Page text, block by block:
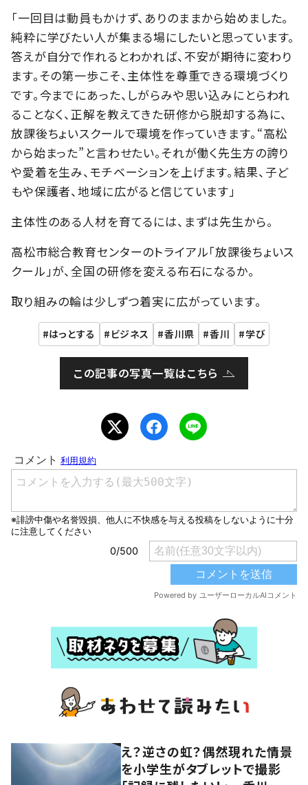
「一回目は動員もかけず、ありのままから始めました。
純粋に学びたい人が集まる場にしたいと思っています。
答えが自分で作れるとわかれば、不安が期待に変わり
ます。その第一歩こそ、主体性を尊重できる環境づくり
です。今までにあった、しがらみや思い込みにとらわれ
ることなく、正解を教えてきた研修から脱却する為に、
放課後ちょいスクールで環境を作っていきます。“高松
から始まった”と言わせたい。それが働く先生方の誇り
や愛着を生み、モチベーションを上げます。結果、子ど
もや保護者、地域に広がると信じています」
主体性のある人材を育てるには、まずは先生から。
高松市総合教育センターのトライアル「放課後ちょいス
クール」が、全国の研修を変える布石になるか。
取り組みの輪は少しずつ着実に広がっています。
はっとする ビジネス 香川県 香川 学び
この記事の写真一覧はこちら
え？逆さの虹？偶然現れた情景
を小学生がタブレットで撮影